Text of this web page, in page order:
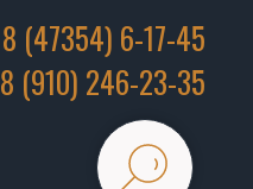
8 (47354) 6-17-45
8 (910) 246-23-35